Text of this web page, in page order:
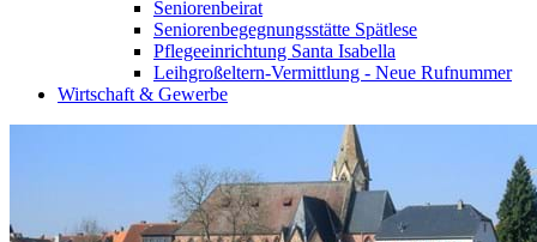
Seniorenbeirat
Seniorenbegegnungsstätte Spätlese
Pflegeeinrichtung Santa Isabella
Leihgroßeltern-Vermittlung - Neue Rufnummer
Wirtschaft & Gewerbe